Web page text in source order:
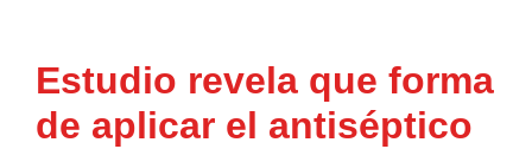
Estudio revela que forma
de aplicar el antiséptico